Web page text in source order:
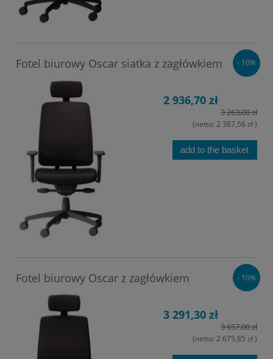
Fotel biurowy Oscar siatka z zagłówkiem
2 936,70 zł
3 263,00 zł
(netto: 2 387,56 zł)
add to the basket
- 10%
Fotel biurowy Oscar z zagłówkiem
3 291,30 zł
3 657,00 zł
(netto: 2 675,85 zł)
- 10%